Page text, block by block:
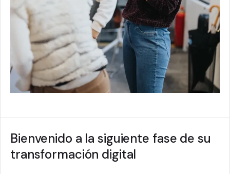
Bienvenido a la siguiente fase de su
transformación digital